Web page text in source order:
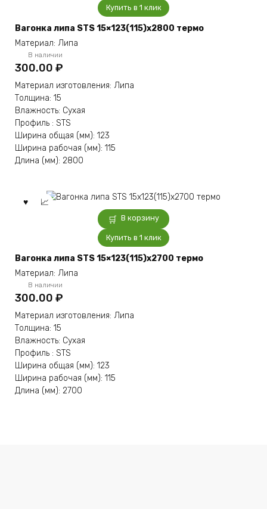
Купить в 1 клик
Вагонка липа STS 15×123(115)x2800 термо
Материал: Липа
В наличии
300.00 ₽
Материал изготовления: Липа
Толщина: 15
Влажность: Сухая
Профиль : STS
Ширина общая (мм): 123
Ширина рабочая (мм): 115
Длина (мм): 2800
В корзину
Купить в 1 клик
Вагонка липа STS 15×123(115)x2700 термо
Материал: Липа
В наличии
300.00 ₽
Материал изготовления: Липа
Толщина: 15
Влажность: Сухая
Профиль : STS
Ширина общая (мм): 123
Ширина рабочая (мм): 115
Длина (мм): 2700